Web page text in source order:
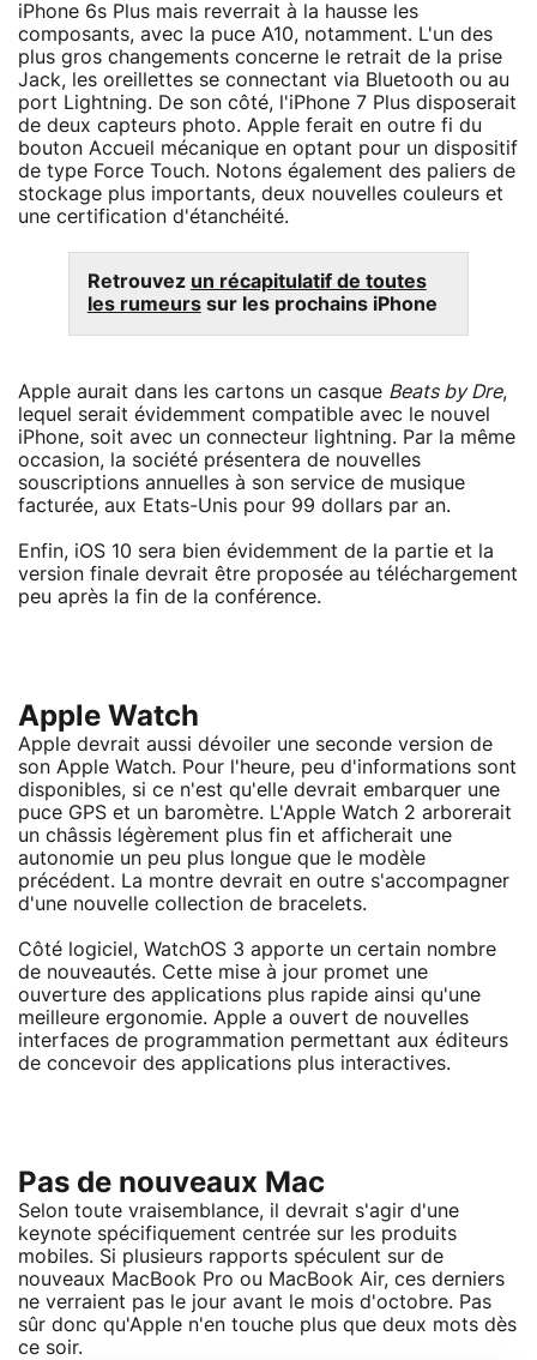
iPhone 6s Plus mais reverrait à la hausse les
composants, avec la puce A10, notamment. L'un des
plus gros changements concerne le retrait de la prise
Jack, les oreillettes se connectant via Bluetooth ou au
port Lightning. De son côté, l'iPhone 7 Plus disposerait
de deux capteurs photo. Apple ferait en outre fi du
bouton Accueil mécanique en optant pour un dispositif
de type Force Touch. Notons également des paliers de
stockage plus importants, deux nouvelles couleurs et
une certification d'étanchéité.
Retrouvez un récapitulatif de toutes
les rumeurssur les prochains iPhone
Apple aurait dans les cartons un casque Beats by Dre,
lequel serait évidemment compatible avec le nouvel
iPhone, soit avec un connecteur lightning. Par la même
occasion, la société présentera de nouvelles
souscriptions annuelles à son service de musique
facturée, aux Etats-Unis pour 99 dollars par an.
Enfin, iOS 10 sera bien évidemment de la partie et la
version finale devrait être proposée au téléchargement
peu après la fin de la conférence.
Apple Watch
Apple devrait aussi dévoiler une seconde version de
son Apple Watch. Pour l'heure, peu d'informations sont
disponibles, si ce n'est qu'elle devrait embarquer une
puce GPS et un baromètre. L'Apple Watch 2 arborerait
un châssis légèrement plus fin et afficherait une
autonomie un peu plus longue que le modèle
précédent. La montre devrait en outre s'accompagner
d'une nouvelle collection de bracelets.
Côté logiciel, WatchOS 3 apporte un certain nombre
de nouveautés. Cette mise à jour promet une
ouverture des applications plus rapide ainsi qu'une
meilleure ergonomie. Apple a ouvert de nouvelles
interfaces de programmation permettant aux éditeurs
de concevoir des applications plus interactives.
Pas de nouveaux Mac
Selon toute vraisemblance, il devrait s'agir d'une
keynote spécifiquement centrée sur les produits
mobiles. Si plusieurs rapports spéculent sur de
nouveaux MacBook Pro ou MacBook Air, ces derniers
ne verraient pas le jour avant le mois d'octobre. Pas
sûr donc qu'Apple n'en touche plus que deux mots dès
ce soir.